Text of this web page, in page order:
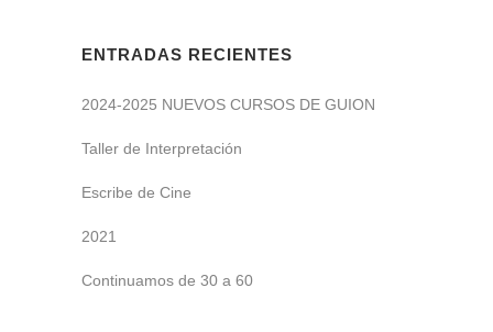
ENTRADAS RECIENTES
2024-2025 NUEVOS CURSOS DE GUION
Taller de Interpretación
Escribe de Cine
2021
Continuamos de 30 a 60